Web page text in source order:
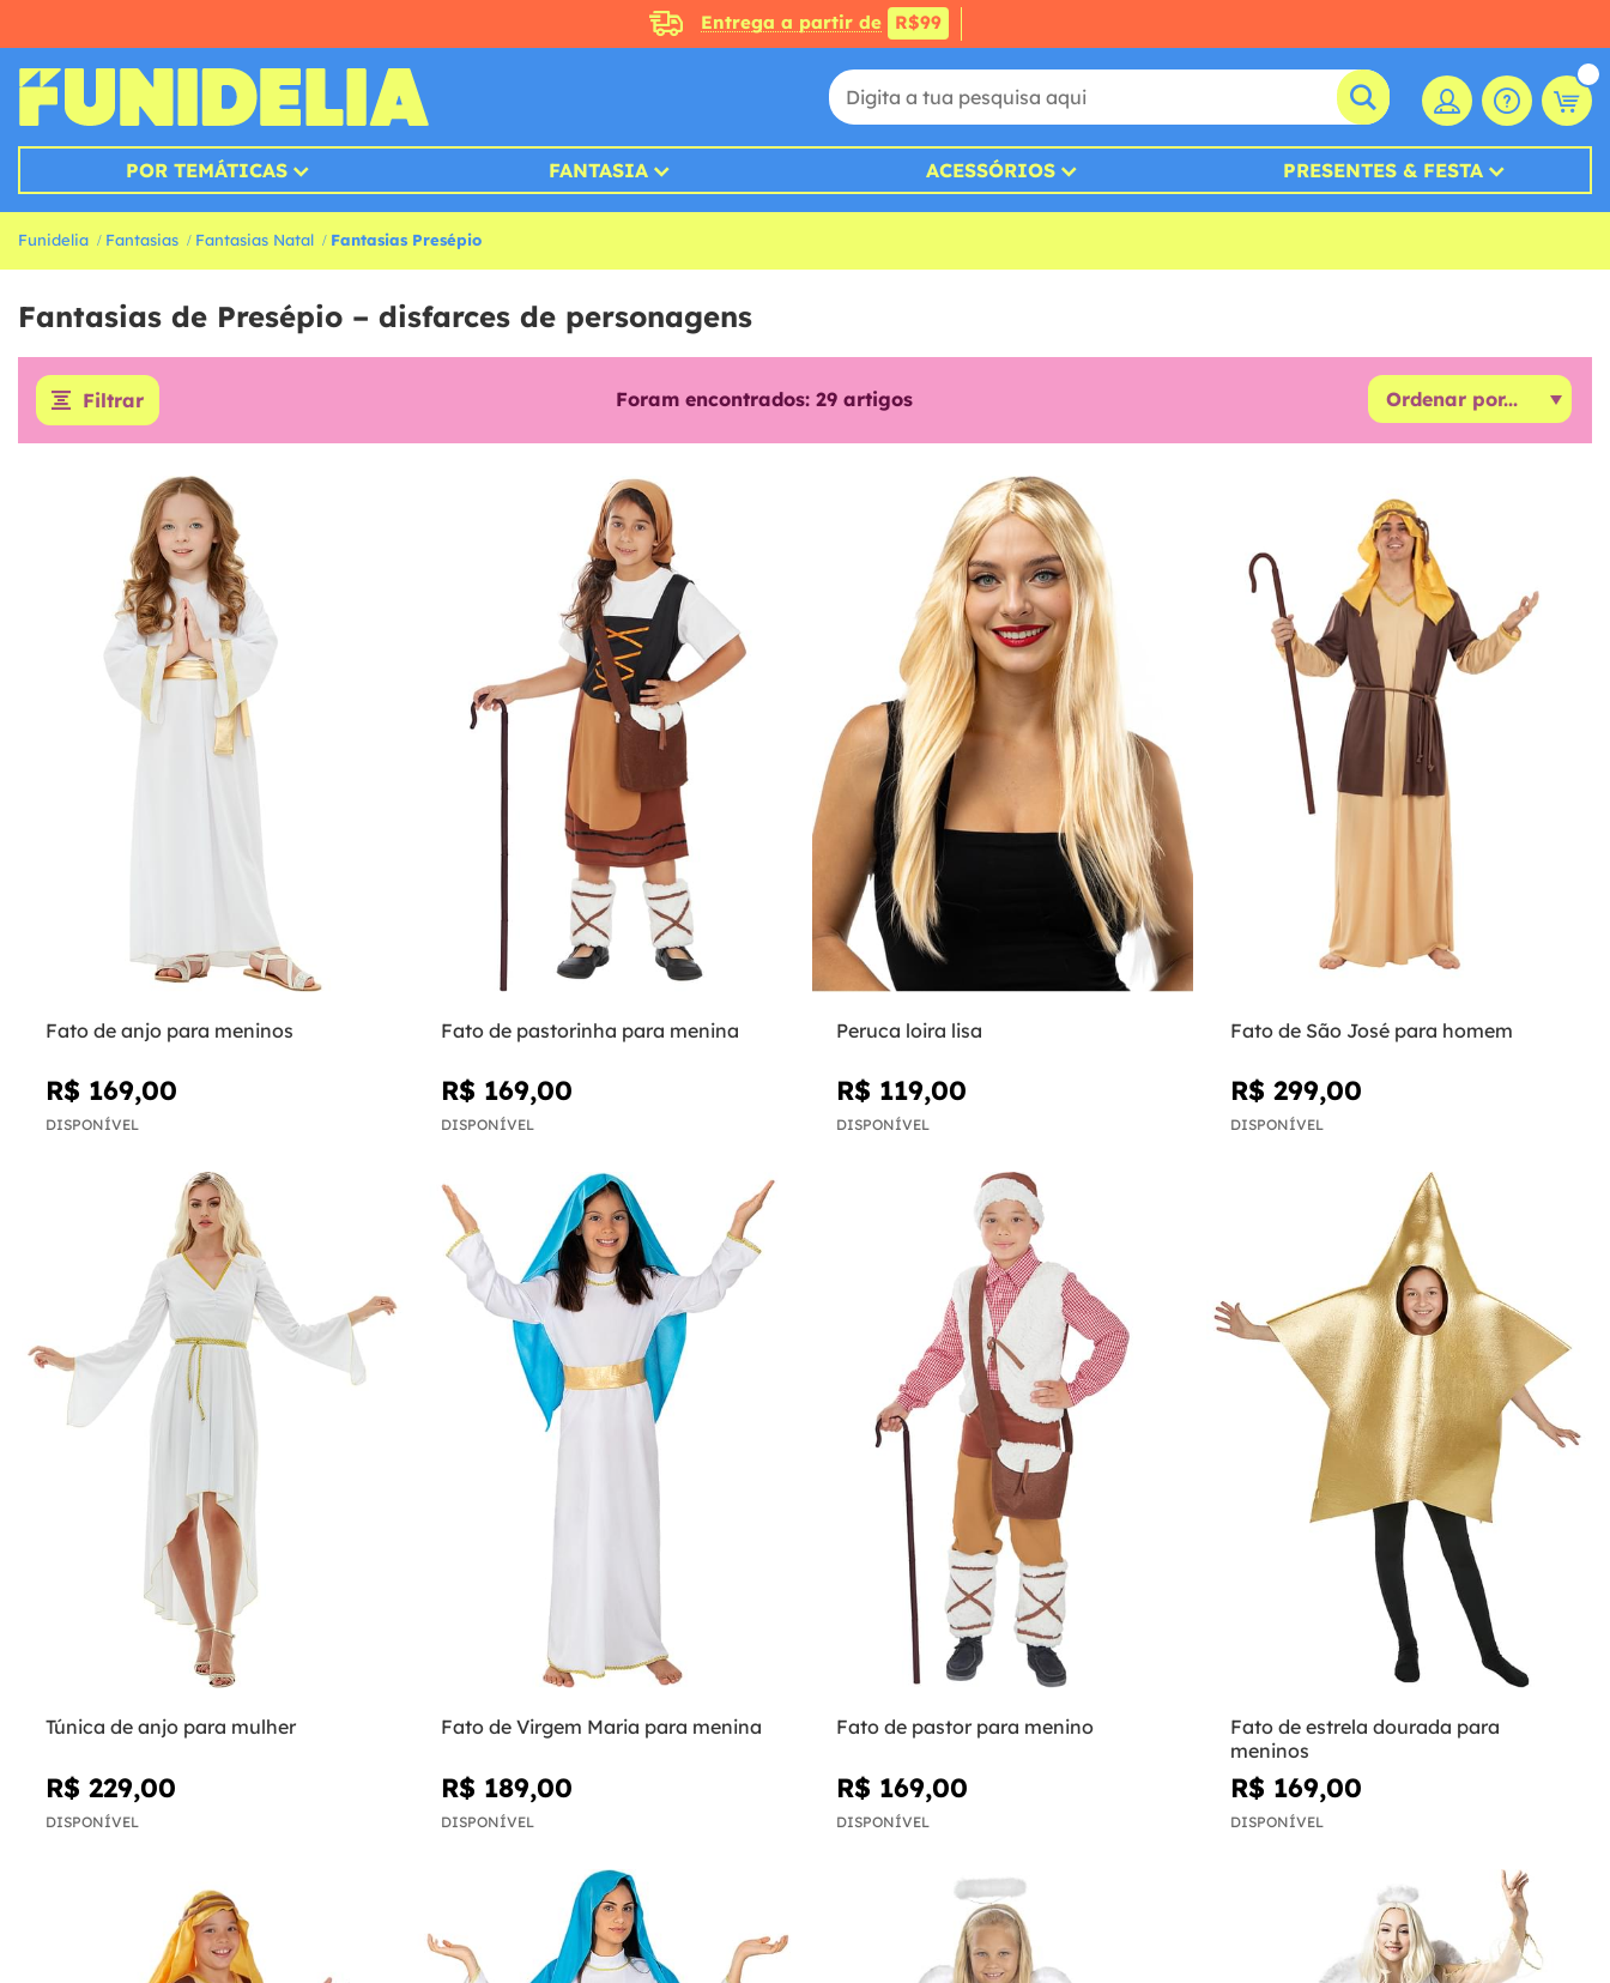
Entrega a partir de R$99
POR TEMÁTICAS FANTASIA ACESSÓRIOS PRESENTES & FESTA
Funidelia Fantasias Fantasias Natal Fantasias Presépio
Fantasias de Presépio – disfarces de personagens
Filtrar Foram encontrados: 29artigos
Fato de anjo para meninos
R$ 169,00
DISPONÍVEL
Fato de pastorinha para menina
R$ 169,00
DISPONÍVEL
Peruca loira lisa
R$ 119,00
DISPONÍVEL
Fato de São José para homem
R$ 299,00
DISPONÍVEL
Túnica de anjo para mulher
R$ 229,00
DISPONÍVEL
Fato de Virgem Maria para menina
R$ 189,00
DISPONÍVEL
Fato de pastor para menino
R$ 169,00
DISPONÍVEL
Fato de estrela dourada para
meninos
R$ 169,00
DISPONÍVEL